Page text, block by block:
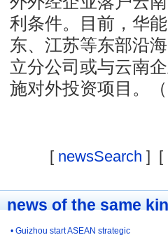
利条件。目前，华
东、江苏等东部沿
立分公司或与云南
施对外投资项目。（
[ newsSearch ] [
news of the same
• Guizhou start ASEAN strategic